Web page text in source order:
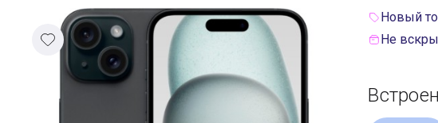
Реквизиты
Контакты
Новый
Не